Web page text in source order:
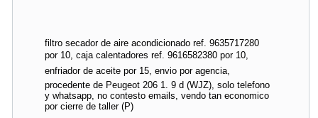
filtro secador de aire acondicionado ref. 9635717280
por 10, caja calentadores ref. 9616582380 por 10,
enfriador de aceite por 15, envio por agencia,
procedente de Peugeot 206 1. 9 d (WJZ), solo telefono
y whatsapp, no contesto emails, vendo tan economico
por cierre de taller (P)